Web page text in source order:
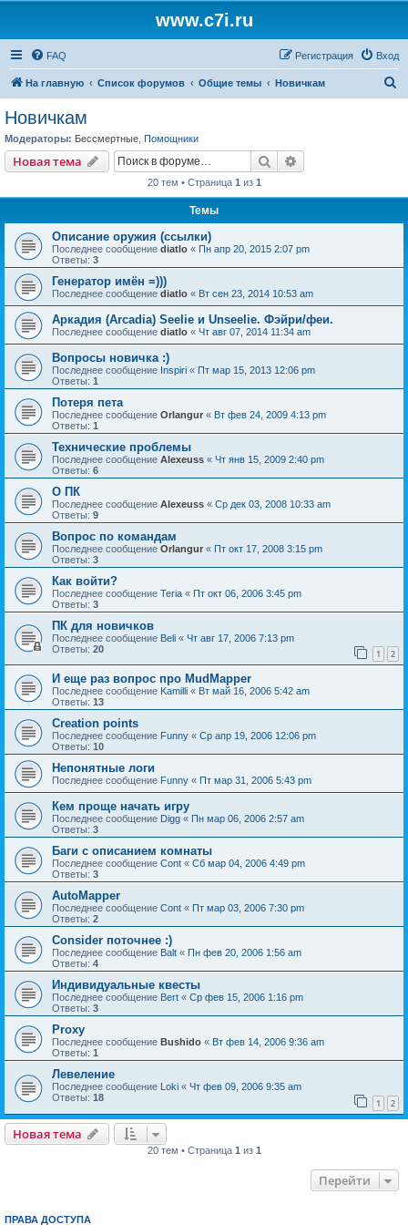
www.c7i.ru
FAQ Вход
Регистрация
На главную Список форумов Общие темы Новичкам
Новичкам
Модераторы: Бессмертные Помощники
Новая тема Поиск
20 тем • Страница 1 из 1
Темы
Описание оружия (ссылки)
Последнее сообщение diatlo « Пн апр 20, 2015 2:07 pm
Ответы: 3
Генератор имён =)))
Последнее сообщение diatlo « Вт сен 23, 2014 10:53 am
Аркадия (Arcadia) Seelie и Unseelie. Фэйри/феи.
Последнее сообщение diatlo « Чт авг 07, 2014 11:34 am
Вопросы новичка :)
Последнее сообщение Inspiri « Пт мар 15, 2013 12:06 pm
Ответы: 1
Потеря пета
Последнее сообщение Orlangur « Вт фев 24, 2009 4:13 pm
Ответы: 1
Технические проблемы
Последнее сообщение Alexeuss « Чт янв 15, 2009 2:40 pm
Ответы: 6
О ПК
Последнее сообщение Alexeuss « Ср дек 03, 2008 10:33 am
Ответы: 9
Вопрос по командам
Последнее сообщение Orlangur « Пт окт 17, 2008 3:15 pm
Ответы: 3
Как войти?
Последнее сообщение Teria « Пт окт 06, 2006 3:45 pm
Ответы: 3
ПК для новичков
Последнее сообщение Beli « Чт авг 17, 2006 7:13 pm
Ответы: 20 1 2
И еще раз вопрос про MudMapper
Последнее сообщение Kamilli « Вт май 16, 2006 5:42 am
Ответы: 13
Creation points
Последнее сообщение Funny « Ср апр 19, 2006 12:06 pm
Ответы: 10
Непонятные логи
Последнее сообщение Funny « Пт мар 31, 2006 5:43 pm
Кем проще начать игру
Последнее сообщение Digg « Пн мар 06, 2006 2:57 am
Ответы: 3
Баги с описанием комнаты
Последнее сообщение Cont « Сб мар 04, 2006 4:49 pm
Ответы: 3
AutoMapper
Последнее сообщение Cont « Пт мар 03, 2006 7:30 pm
Ответы: 2
Consider поточнее :)
Последнее сообщение Balt « Пн фев 20, 2006 1:56 am
Ответы: 4
Индивидуальные квесты
Последнее сообщение Bert « Ср фев 15, 2006 1:16 pm
Ответы: 3
Proxy
Последнее сообщение Bushido « Вт фев 14, 2006 9:36 am
Ответы: 1
Левеление
Последнее сообщение Loki « Чт фев 09, 2006 9:35 am
Ответы: 18 1 2
Новая тема
20 тем • Страница 1 из 1
Перейти
ПРАВА ДОСТУПА